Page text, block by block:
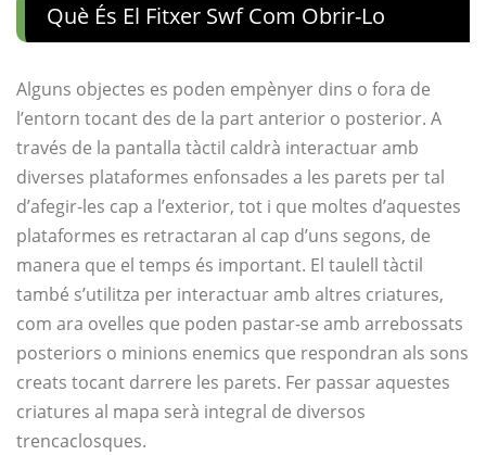
Què És El Fitxer Swf Com Obrir-Lo
Alguns objectes es poden empènyer dins o fora de
l’entorn tocant des de la part anterior o posterior. A
través de la pantalla tàctil caldrà interactuar amb
diverses plataformes enfonsades a les parets per tal
d’afegir-les cap a l’exterior, tot i que moltes d’aquestes
plataformes es retractaran al cap d’uns segons, de
manera que el temps és important. El taulell tàctil
també s’utilitza per interactuar amb altres criatures,
com ara ovelles que poden pastar-se amb arrebossats
posteriors o minions enemics que respondran als sons
creats tocant darrere les parets. Fer passar aquestes
criatures al mapa serà integral de diversos
trencaclosques.